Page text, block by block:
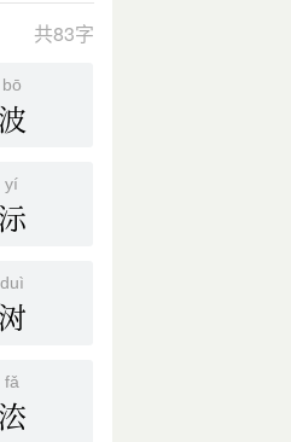
共83字
bō
波
yí
沶
duì
㳔
fǎ
㳒